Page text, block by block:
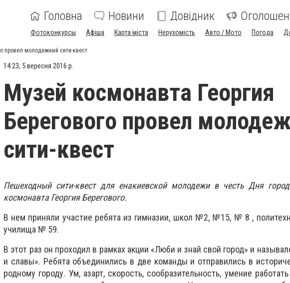
Головна Новини Довідник
Фотоконкурсы Афіша Карта міста Нерухомість Авто / Мото Погода
провел молодежный сити-квест
14:23, 5 вересня 2016 р.
Музей космонавта Георгия
Берегового провел
сити-квест
Пешеходный сити-квест для енакиевской молодежи в честь Дня
космонавта Георгия Берегового.
В нем приняли участие ребята из гимназии, школ №2, №15, № 8 ,
училища № 59.
В этот раз он проходил в рамках акции «Люби и знай свой город» и
и славы». Ребята объединились в две команды и отправились в
родному городу. Ум, азарт, скорость, сообразительность, умение